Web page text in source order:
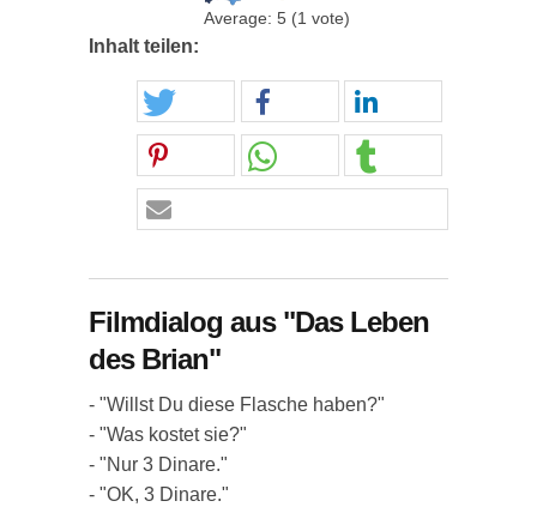
Average: 5 (1 vote)
Inhalt teilen:
Filmdialog aus "Das Leben
des Brian"
- "Willst Du diese Flasche haben?"
- "Was kostet sie?"
- "Nur 3 Dinare."
- "OK, 3 Dinare."